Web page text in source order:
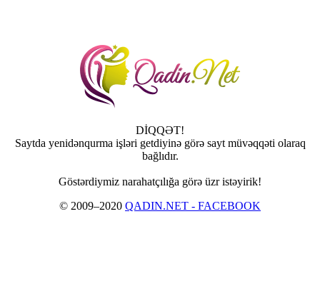
DİQQƏT!
Saytda yenidənqurma işləri getdiyinə görə sayt müvəqqəti olaraq
bağlıdır.
Göstərdiymiz narahatçılığa görə üzr istəyirik!
© 2009–2020 QADIN.NET - FACEBOOK